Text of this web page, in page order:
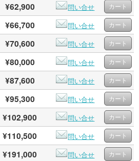
¥62,900
問い合せ
¥66,700
問い合せ
¥70,600
問い合せ
¥80,000
問い合せ
¥87,600
問い合せ
¥95,300
問い合せ
¥102,900
問い合せ
¥110,500
問い合せ
¥191,000
問い合せ